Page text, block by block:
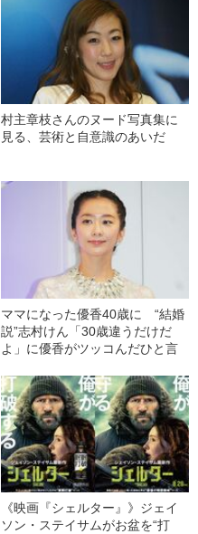
村主章枝さんのヌード写真集に
見る、芸術と自意識のあいだ
ママになった優香40歳に “結婚
説”志村けん「30歳違うだけだ
よ」に優香がツッコんだひと言
《映画『シェルター』》ジェイ
ソン・ステイサムがお盆を“打